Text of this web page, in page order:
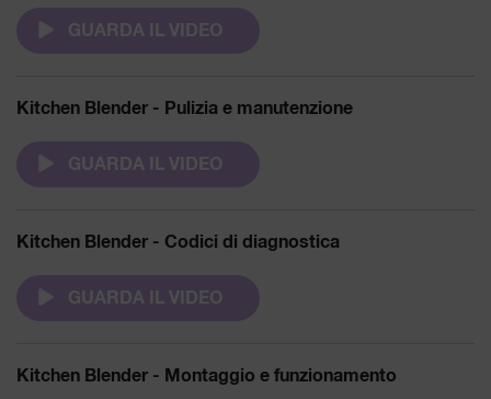
GUARDA IL VIDEO
Kitchen Blender - Pulizia e manutenzione
GUARDA IL VIDEO
Kitchen Blender - Codici di diagnostica
GUARDA IL VIDEO
Kitchen Blender - Montaggio e funzionamento